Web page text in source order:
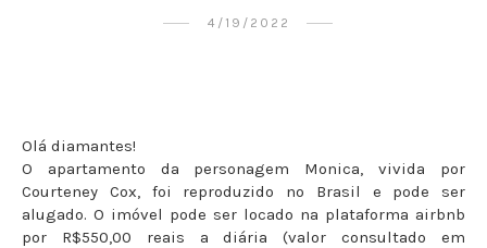
4/19/2022
Olá diamantes!
O apartamento da personagem Monica, vivida por
Courteney Cox, foi reproduzido no Brasil e pode ser
alugado. O imóvel pode ser locado na plataforma airbnb
por R$550,00 reais a diária (valor consultado em